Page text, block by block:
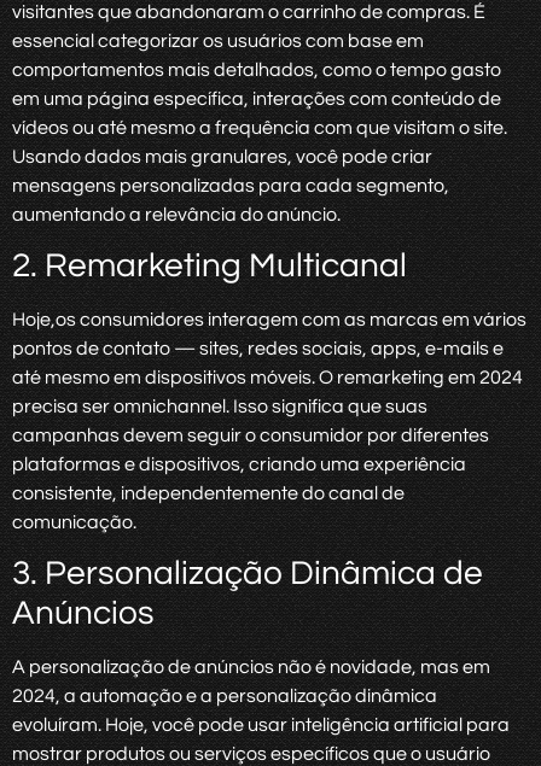
visitantes que abandonaram o carrinho de compras. É
essencial categorizar os usuários com base em
comportamentos mais detalhados, como o tempo gasto
em uma página específica, interações com conteúdo de
vídeos ou até mesmo a frequência com que visitam o site.
Usando dados mais granulares, você pode criar
mensagens personalizadas para cada segmento,
aumentando a relevância do anúncio.
2. Remarketing Multicanal
Hoje,os consumidores interagem com as marcas em vários
pontos de contato — sites, redes sociais, apps, e-mails e
até mesmo em dispositivos móveis. O remarketing em 2024
precisa ser omnichannel. Isso significa que suas
campanhas devem seguir o consumidor por diferentes
plataformas e dispositivos, criando uma experiência
consistente, independentemente do canal de
comunicação.
3. Personalização Dinâmica de
Anúncios
A personalização de anúncios não é novidade, mas em
2024, a automação e a personalização dinâmica
evoluíram. Hoje, você pode usar inteligência artificial para
mostrar produtos ou serviços específicos que o usuário